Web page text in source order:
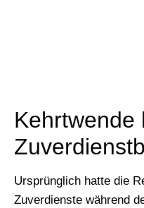
Kehrtwende
Ursprünglich hatte die
Zuverdienste während